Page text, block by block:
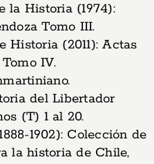
la Historia (1974):
Tomo III.
Historia (2011): Actas
IV.
del Libertador
(T) 1 al 20.
1902): Colección de
la historia de Chile,